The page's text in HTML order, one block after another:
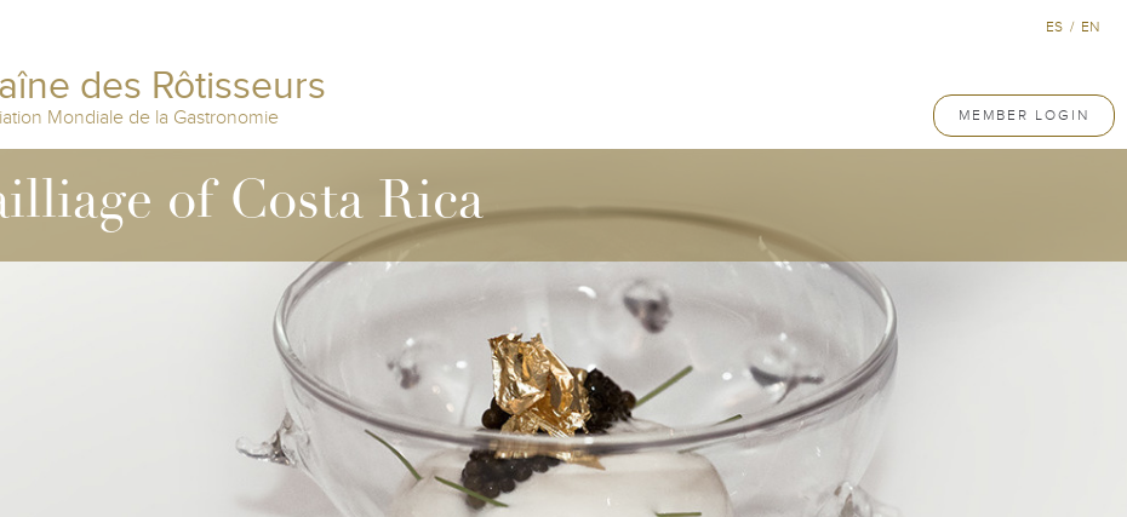
des Rôtisseurs
Mondiale de la Gastronomie MEMBER LOGIN
ES / EN
of Costa Rica